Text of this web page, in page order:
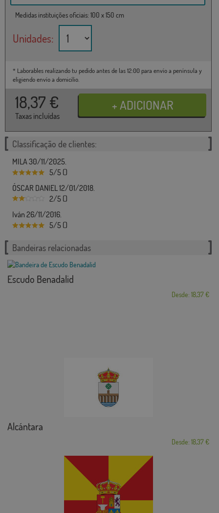
Medidas instituições oficiais: 100 x 150 cm
Unidades:
* Laborables realizando tu pedido antes de las 12:00 para envío a península y
eligiendo envío a domicilio.
18,37 €
Taxas incluídas
Classificação de clientes:
MILA 30/11/2025.
5/5 ()
ÓSCAR DANIEL 12/01/2018.
2/5 ()
Iván 26/11/2016.
5/5 ()
Bandeiras relacionadas
Escudo Benadalid
Desde: 18,37 €
Alcántara
Desde: 18,37 €